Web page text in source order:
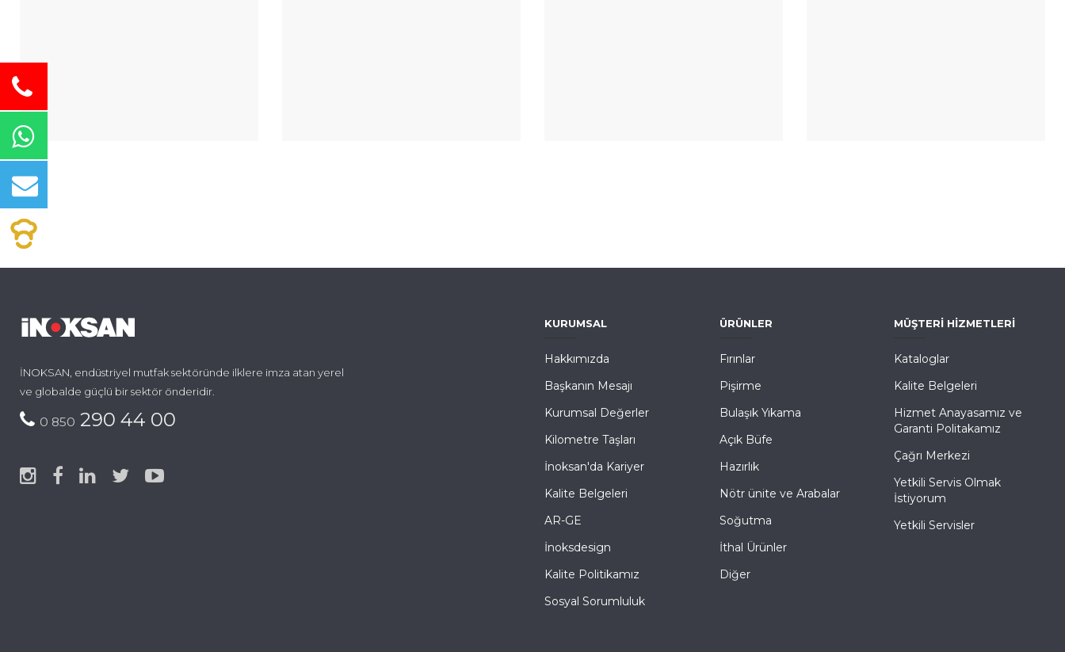
İNOKSAN, endüstriyel mutfak sektöründe ilklere imza atan yerel
ve globalde güçlü bir sektör önderidir.
0 850 290 44 00
KURUMSAL
Hakkımızda
Başkanın Mesajı
Kurumsal Değerler
Kilometre Taşları
İnoksan'da Kariyer
Kalite Belgeleri
AR-GE
İnoksdesign
Kalite Politikamız
Sosyal Sorumluluk
ÜRÜNLER
Fırınlar
Pişirme
Bulaşık Yıkama
Açık Büfe
Hazırlık
Nötr ünite ve Arabalar
Soğutma
İthal Ürünler
Diğer
MÜŞTERI HIZMETLERI
Kataloglar
Kalite Belgeleri
Hizmet Anayasamız ve
Garanti Politakamız
Çağrı Merkezi
Yetkili Servis Olmak
İstiyorum
Yetkili Servisler